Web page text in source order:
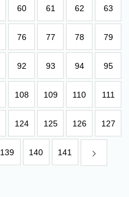
60 61 62 63
76 77 78 79
92 93 94 95
108 109 110 111
124 125 126 127
139 140 141